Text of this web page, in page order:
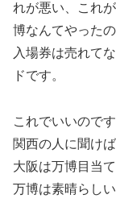
れが悪い、これ
博なんてやった
入場券は売れて
ドです。
これでいいのです
関西の人に聞け
大阪は万博目当
万博は素晴らし